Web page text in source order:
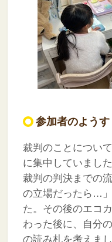
参加者のようす
裁判のことについ
に集中していまし
裁判の判決までの
の立場だったら…
た。その後のエコ
わった後に、自分
の読み札を考えまし